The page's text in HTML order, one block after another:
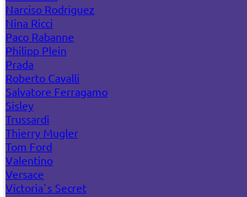
Narciso Rodriguez
Nina Ricci
Paco Rabanne
Philipp Plein
Prada
Roberto Cavalli
Salvatore Ferragamo
Sisley
Trussardi
Thierry Mugler
Tom Ford
Valentino
Versace
Victoria`s Secret